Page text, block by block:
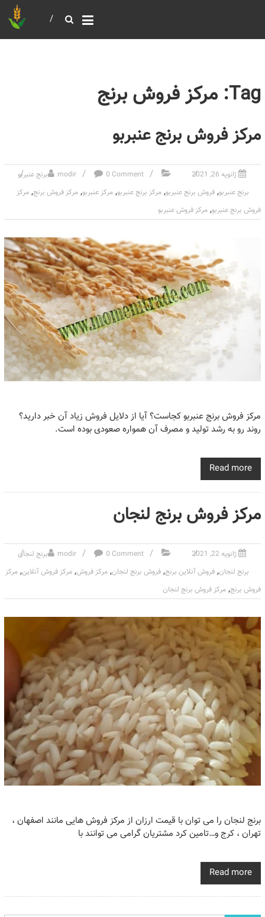
Tag: مرکز فروش برنج
مرکز فروش برنج عنبربو
ژانویه 26, 2021 modir 0 Comment
برنج عنبربو
برنج عنبربو, فروش برنج عنبربو, مرکز برنج عنبربو, مرکز عنبربو, مرکز فروش برنج, مرکز
فروش برنج عنبربو, مرکز فروش عنبربو
مرکز فروش برنج عنبربو کجاست؟ آیا از دلایل فروش زیاد آن خبر دارید؟
روند رو به رشد تولید و مصرف آن همواره صعودی بوده است.
Read more
مرکز فروش برنج لنجان
ژانویه 22, 2021 modir 0 Comment
برنج لنجان
برنج لنجان, فروش آنلاین برنج, فروش برنج لنجان, مرکز فروش, مرکز فروش آنلاین, مرکز
فروش برنج, مرکز فروش برنج لنجان
برنج لنجان را می توان با قیمت ارزان از مرکز فروش هایی مانند اصفهان ،
تهران ، کرج و…تامین کرد مشتریان گرامی می توانند با
Read more